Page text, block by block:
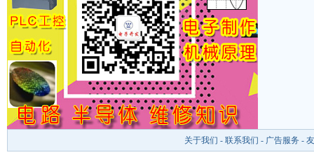
关于我们 - 联系我们 - 广告服务 -